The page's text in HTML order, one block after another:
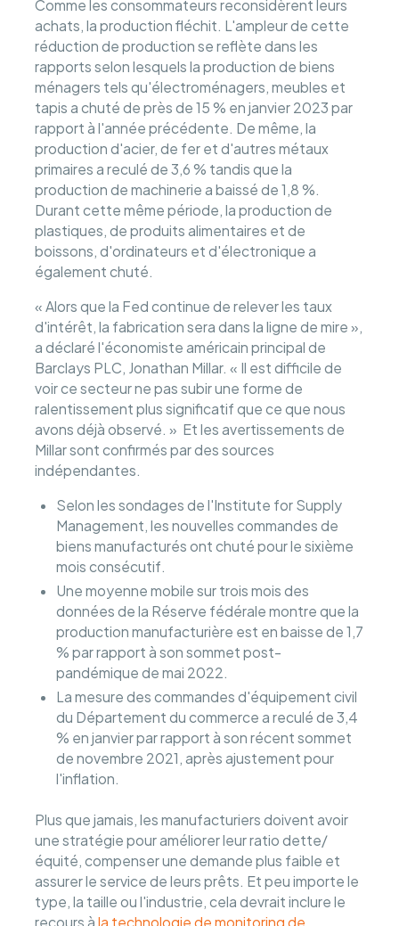
Comme les consommateurs reconsidèrent leurs
achats, la production fléchit. L'ampleur de cette
réduction de production se reflète dans les
rapports selon lesquels la production de biens
ménagers tels qu'électroménagers, meubles et
tapis a chuté de près de 15 % en janvier 2023 par
rapport à l'année précédente. De même, la
production d'acier, de fer et d'autres métaux
primaires a reculé de 3,6 % tandis que la
production de machinerie a baissé de 1,8 %.
Durant cette même période, la production de
plastiques, de produits alimentaires et de
boissons, d'ordinateurs et d'électronique a
également chuté.
« Alors que la Fed continue de relever les taux
d'intérêt, la fabrication sera dans la ligne de mire »,
a déclaré l'économiste américain principal de
Barclays PLC, Jonathan Millar. « Il est difficile de
voir ce secteur ne pas subir une forme de
ralentissement plus significatif que ce que nous
avons déjà observé. » Et les avertissements de
Millar sont confirmés par des sources
indépendantes.
Selon les sondages de l'Institute for Supply
Management, les nouvelles commandes de
biens manufacturés ont chuté pour le sixième
mois consécutif.
Une moyenne mobile sur trois mois des
données de la Réserve fédérale montre que la
production manufacturière est en baisse de 1,7
% par rapport à son sommet post-
pandémique de mai 2022.
La mesure des commandes d'équipement civil
du Département du commerce a reculé de 3,4
% en janvier par rapport à son récent sommet
de novembre 2021, après ajustement pour
l'inflation.
Plus que jamais, les manufacturiers doivent avoir
une stratégie pour améliorer leur ratio dette/
équité, compenser une demande plus faible et
assurer le service de leurs prêts. Et peu importe le
type, la taille ou l'industrie, cela devrait inclure le
recours àla technologie de monitoring de